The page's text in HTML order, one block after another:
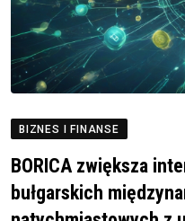
BIZNES I FINANSE
BORICA zwiększa
bułgarskich